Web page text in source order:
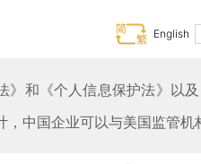
English
》和《个人信息保护法》以
，中国企业可以与美国监管机